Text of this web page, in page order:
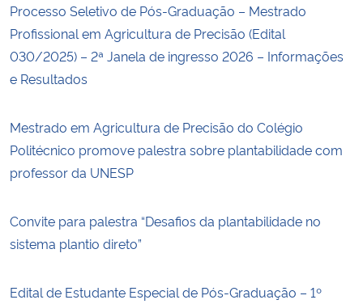
Processo Seletivo de Pós-Graduação – Mestrado
Profissional em Agricultura de Precisão (Edital
030/2025) – 2ª Janela de ingresso 2026 – Informações
e Resultados
Mestrado em Agricultura de Precisão do Colégio
Politécnico promove palestra sobre plantabilidade com
professor da UNESP
Convite para palestra “Desafios da plantabilidade no
sistema plantio direto”
Edital de Estudante Especial de Pós-Graduação – 1º